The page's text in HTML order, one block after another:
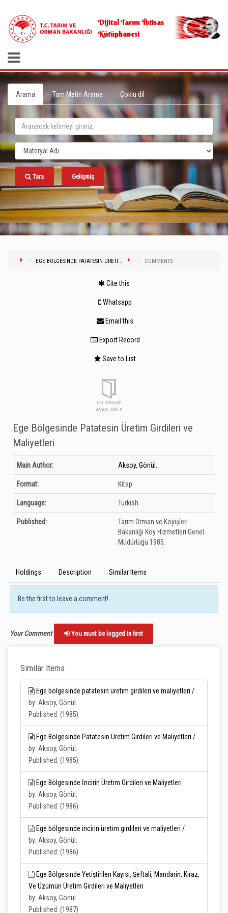
Dijital Tarım İhtisas
Kütüphanesi
Arama Tam Metin Arama Çoklu dil
Tara Gelişmiş
EGE BÖLGESINDE PATATESIN ÜRETI... COMMENTS
Cite this
Whatsapp
Email this
Export Record
Save to List
Ege Bölgesinde Patatesin Üretim Girdileri ve
Maliyetleri
Bibliographic Details
Main Author: Aksoy, Gönül.
Format: Kitap
Language: Turkish
Published:
Tarım Orman ve Köyişleri
Bakanlığı Köy Hizmetleri Genel
Müdürlüğü 1985.
Holdings Description Similar Items
Be the first to leave a comment!
Your Comment You must be logged in first
Similar Items
Ege bölgesinde patatesin üretim girdileri ve maliyetleri /
by: Aksoy, Gönül.
Published: (1985)
Ege Bölgesinde Patatesin Üretim Girdileri ve Maliyetleri /
by: Aksoy, Gönül.
Published: (1985)
Ege Bölgesinde İncirin Üretim Girdileri ve Maliyetleri
by: Aksoy, Gönül.
Published: (1986)
Ege bölgesinde incirin üretim girdileri ve maliyetleri /
by: Aksoy, Gönül.
Published: (1986)
Ege Bölgesinde Yetiştirilen Kayısı, Şeftali, Mandarin, Kiraz,
Ve Üzümün Üretim Girdileri ve Maliyetleri
by: Aksoy, Gönül.
Published: (1987)